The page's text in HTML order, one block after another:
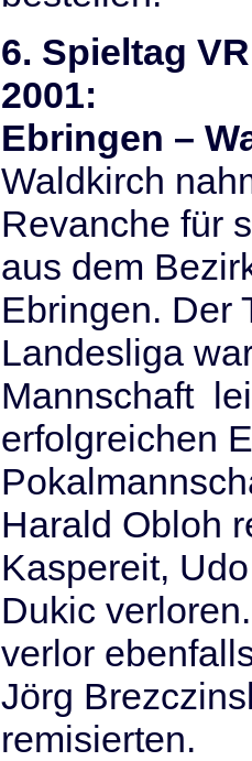
6. Spieltag
2001:
Ebringen –
Waldkirch
Revanche für
aus dem
Ebringen. Der
Landesliga
Mannschaft
erfolgreichen
Harald Obloh
Kaspereit,
Dukic
verlor
Jörg
remisierten.